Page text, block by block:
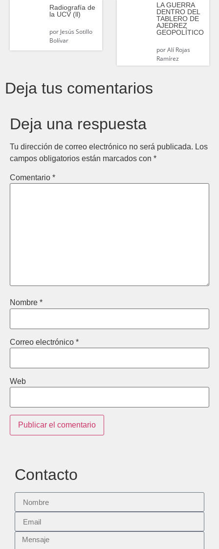
Radiografía de
la UCV (ll)
porJesús Sotillo
Bolívar
LA GUERRA
DENTRO DEL
TABLERO DE
AJEDREZ
GEOPOLÍTICO
porAlí Rojas
Ramírez
Deja tus comentarios
Deja una respuesta
Tu dirección de correo electrónico no será publicada. Los
campos obligatorios están marcados con *
Comentario *
Nombre *
Correo electrónico *
Web
Contacto